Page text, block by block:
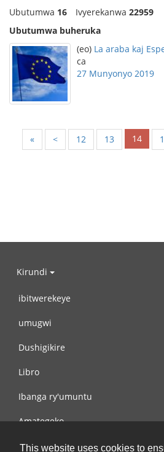
This website uses cookies to
Ubutumwa 16 Ivyerekanwa 22959
Ubutumwa buheruka
(eo) La araba kaj
ca
27 Munyonyo 2019
« < 12 13 14
Kirundi
ibitwerekeye
umugwi
Dushigikire
Libro
Ibanga ry'umuntu
Amategeko
Turondere